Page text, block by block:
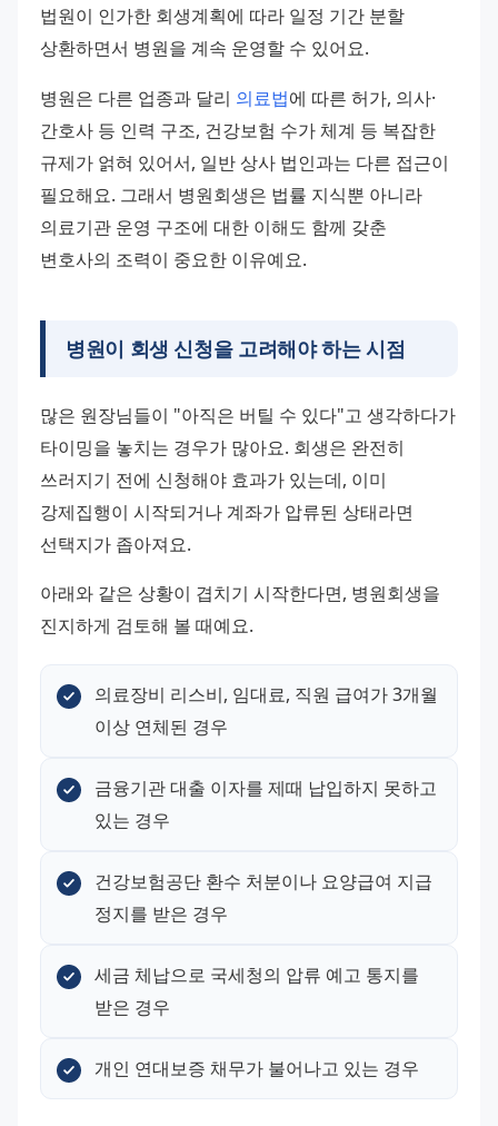
법원이 인가한 회생계획에 따라 일정 기간 분할
상환하면서 병원을 계속 운영할 수 있어요.
병원은 다른 업종과 달리 의료법에 따른 허가, 의사·
간호사 등 인력 구조, 건강보험 수가 체계 등 복잡한
규제가 얽혀 있어서, 일반 상사 법인과는 다른 접근이
필요해요. 그래서 병원회생은 법률 지식뿐 아니라
의료기관 운영 구조에 대한 이해도 함께 갖춘
변호사의 조력이 중요한 이유예요.
병원이 회생 신청을 고려해야 하는 시점
많은 원장님들이 "아직은 버틸 수 있다"고 생각하다가
타이밍을 놓치는 경우가 많아요. 회생은 완전히
쓰러지기 전에 신청해야 효과가 있는데, 이미
강제집행이 시작되거나 계좌가 압류된 상태라면
선택지가 좁아져요.
아래와 같은 상황이 겹치기 시작한다면, 병원회생을
진지하게 검토해 볼 때예요.
의료장비 리스비, 임대료, 직원 급여가 3개월
이상 연체된 경우
금융기관 대출 이자를 제때 납입하지 못하고
있는 경우
건강보험공단 환수 처분이나 요양급여 지급
정지를 받은 경우
세금 체납으로 국세청의 압류 예고 통지를
받은 경우
개인 연대보증 채무가 불어나고 있는 경우